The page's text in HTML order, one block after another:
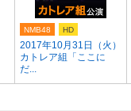
2017年10月31日（火）
カトレア組「ここに
だ...
NMB48 HD